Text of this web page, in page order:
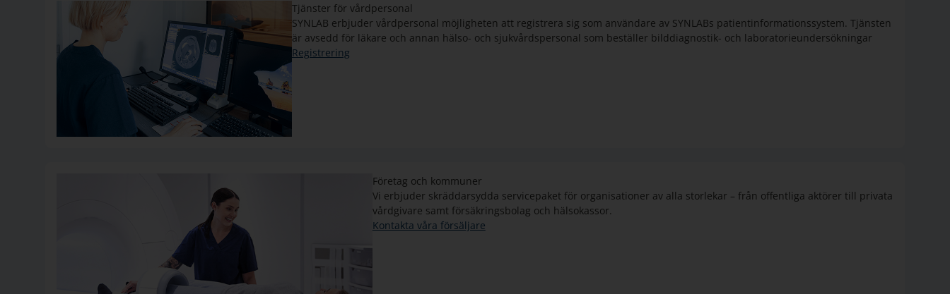
Tjänster för vårdpersonal
SYNLAB erbjuder vårdpersonal möjligheten att registrera sig som användare av SYNLABs patientinformationssystem. Tjänsten
är avsedd för läkare och annan hälso- och sjukvårdspersonal som beställer bilddiagnostik- och laboratorieundersökningar
Registrering
Företag och kommuner
Vi erbjuder skräddarsydda servicepaket för organisationer av alla storlekar – från offentliga aktörer till privata
vårdgivare samt försäkringsbolag och hälsokassor.
Kontakta våra försäljare